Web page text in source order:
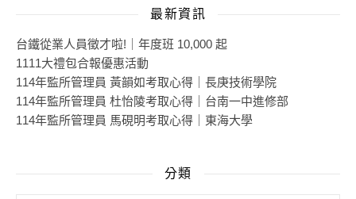
最新資訊
台鐵從業人員徵才啦!｜年度班 10,000 起
1111大禮包合報優惠活動
114年監所管理員 黃韻如考取心得｜長庚技術學院
114年監所管理員 杜怡陵考取心得｜台南一中進修部
114年監所管理員 馬硯明考取心得｜東海大學
分類